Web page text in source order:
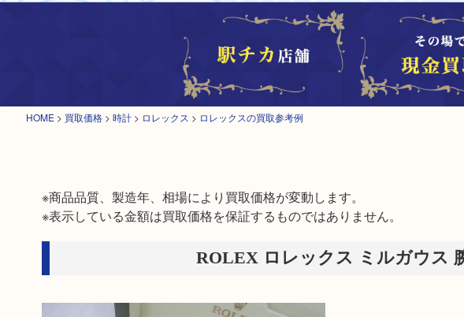
HOME > 買取価格 > 時計 > ロレックス > ロレックスの買取参考例
※商品品質、製造年、相場により買取価格が変動します。
※表示している金額は買取価格を保証するものではありません。
ROLEX ロレックス ミルガウス